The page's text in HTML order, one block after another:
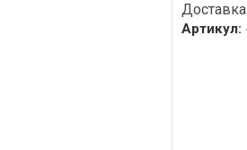
Артикул: